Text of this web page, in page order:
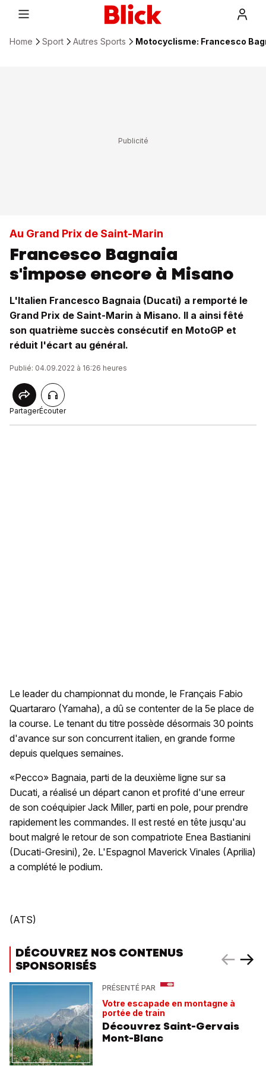
Home Sport Autres Sports Motocyclisme: Francesco
Au Grand Prix de Saint-Marin
Francesco Bagnaia
s'impose encore à Misano
L'Italien Francesco Bagnaia (Ducati) a remporté le
Grand Prix de Saint-Marin à Misano. Il a ainsi fêté
son quatrième succès consécutif en MotoGP et
réduit l'écart au général.
Publié: 04.09.2022 à 16:26 heures
PartagerÉcouter
Le leader du championnat du monde, le Français Fabio
Quartararo (Yamaha), a dû se contenter de la 5e place de
la course. Le tenant du titre possède désormais 30 points
d'avance sur son concurrent italien, en grande forme
depuis quelques semaines.
«Pecco» Bagnaia, parti de la deuxième ligne sur sa
Ducati, a réalisé un départ canon et profité d'une erreur
de son coéquipier Jack Miller, parti en pole, pour prendre
rapidement les commandes. Il est resté en tête jusqu'au
bout malgré le retour de son compatriote Enea Bastianini
(Ducati-Gresini), 2e. L'Espagnol Maverick Vinales (Aprilia)
a complété le podium.
(ATS)
DÉCOUVREZ NOS CONTENUS
SPONSORISÉS
PRÉSENTÉ PAR
Votre escapade en montagne à
portée de train
Découvrez Saint-Gervais
Mont-Blanc